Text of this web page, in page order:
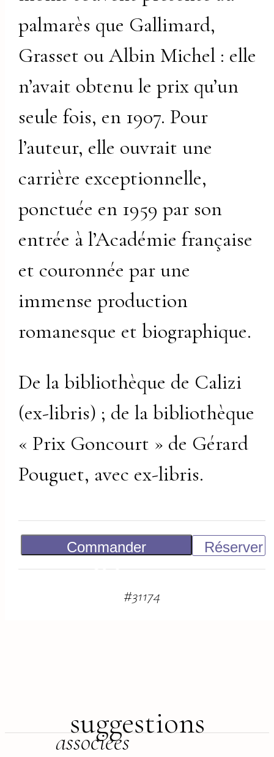
palmarès que Gallimard,
Grasset ou Albin Michel : elle
n’avait obtenu le prix qu’un
seule fois, en 1907. Pour
l’auteur, elle ouvrait une
carrière exceptionnelle,
ponctuée en 1959 par son
entrée à l’Académie française
et couronnée par une
immense production
romanesque et biographique.
De la bibliothèque de Calizi
(ex-libris) ; de la bibliothèque
« Prix Goncourt » de Gérard
Pouguet, avec ex-libris.
Commander
Réserver
#31174
suggestions
associées